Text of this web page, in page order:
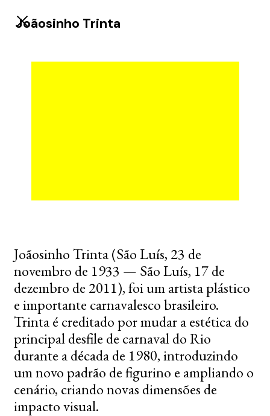
Joãosinho Trinta
Joãosinho Trinta (São Luís, 23 de
novembro de 1933 — São Luís, 17 de
dezembro de 2011), foi um artista plástico
e importante carnavalesco brasileiro.
Trinta é creditado por mudar a estética do
principal desfile de carnaval do Rio
durante a década de 1980, introduzindo
um novo padrão de figurino e ampliando o
cenário, criando novas dimensões de
impacto visual.